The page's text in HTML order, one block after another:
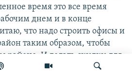
время это все время
днем и в конце
что надо строить офисы и
таким образом, чтобы
районе. И делать скидки для
сотрудников из своего